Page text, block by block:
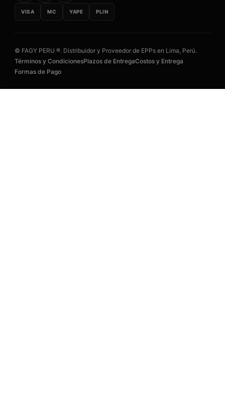
VISA MC YAPE PLIN
© FAGY PERU ®. Distribuidor y Proveedor de EPPs en Lima, Perú.
Términos y CondicionesPlazos de EntregaCostos y Entrega
Formas de Pago